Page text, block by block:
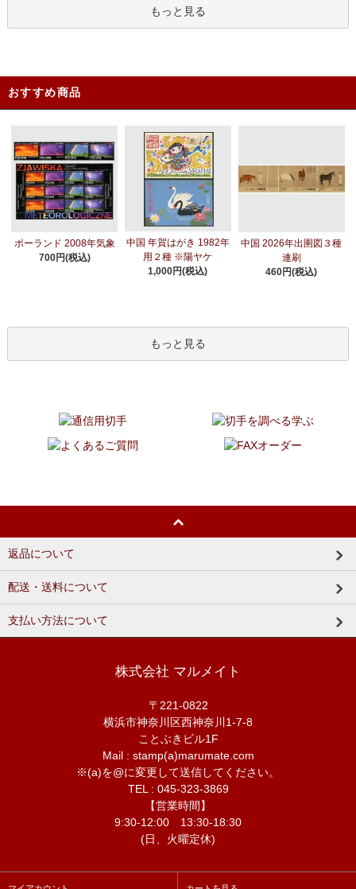
もっと見る
おすすめ商品
ポーランド 2008年気象
700円(税込)
中国 年賀はがき 1982年
用２種 ※陽ヤケ
1,000円(税込)
中国 2026年出圉図３種
連刷
460円(税込)
もっと見る
返品について
配送・送料について
支払い方法について
株式会社 マルメイト
〒221-0822
横浜市神奈川区西神奈川1-7-8
ことぶきビル1F
Mail : stamp(a)marumate.com
※(a)を@に変更して送信してください。
TEL : 045-323-3869
【営業時間】
9:30-12:00 13:30-18:30
(日、火曜定休)